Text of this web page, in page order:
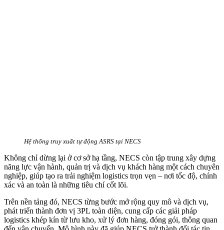
Hệ thống truy xuất tự động ASRS tại NECS
Không chỉ dừng lại ở cơ sở hạ tầng, NECS còn tập trung xây dựng
năng lực vận hành, quản trị và dịch vụ khách hàng một cách chuyên
nghiệp, giúp tạo ra trải nghiệm logistics trọn vẹn – nơi tốc độ, chính
xác và an toàn là những tiêu chí cốt lõi.
Trên nền tảng đó, NECS từng bước mở rộng quy mô và dịch vụ,
phát triển thành đơn vị 3PL toàn diện, cung cấp các giải pháp
logistics khép kín từ lưu kho, xử lý đơn hàng, đóng gói, thông quan